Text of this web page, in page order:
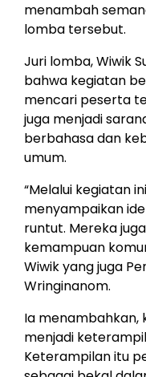
menambah
lomba tersebut.
Juri lomba, Wiwik
bahwa kegiatan
mencari peserta
juga menjadi
berbahasa dan
umum.
“Melalui kegiatan
menyampaikan
runtut. Mereka
kemampuan
Wiwik yang juga
Wringinanom.
Ia menambahkan,
menjadi
Keterampilan itu